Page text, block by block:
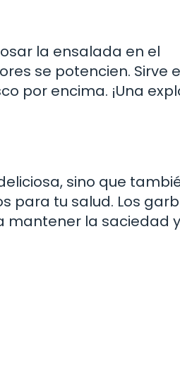
la ensalada en el
se potencien. Sirve
por encima. ¡Una
sino que
para tu salud. Los
mantener la saciedad y